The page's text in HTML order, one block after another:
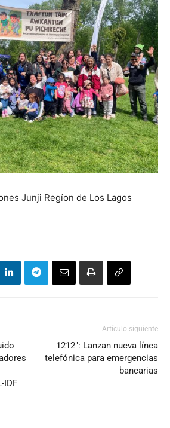
Junji Regíon de Los Lagos
IDF
Artículo siguiente
1212″: Lanzan nueva línea
telefónica para emergencias
bancarias